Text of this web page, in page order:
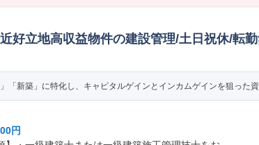
好立地高収益物件の建設管理/土日祝休/転
「新築」に特化し、キャピタルゲインとインカムゲインを狙った
円